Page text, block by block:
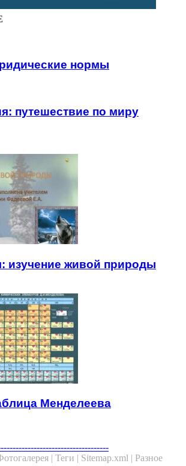
нормы
путешествие по миру
изучение живой природы
Менделеева
| Теги | Sitemap.xml | Разное